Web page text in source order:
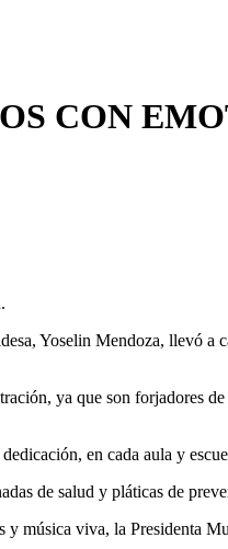
CON
Yoselin Mendoza, llevó a
ya que son forjadores
en cada aula y
de salud y pláticas de
y música viva, la Presidenta